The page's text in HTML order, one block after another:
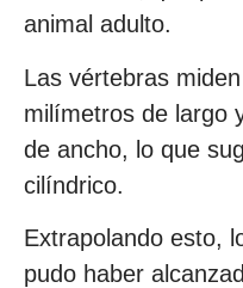
animal adulto.
Las vértebras
milímetros de largo
de ancho, lo que
cilíndrico.
Extrapolando esto,
pudo haber